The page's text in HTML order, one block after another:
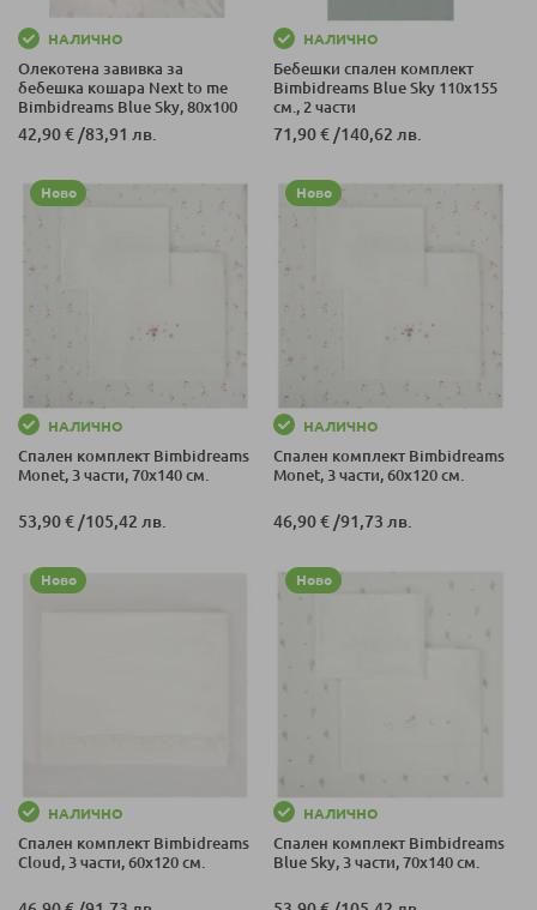
НАЛИЧНО
Олекотена завивка за
бебешка кошара Next to me
Bimbidreams Blue Sky, 80x100
см.
42,90 € /83,91 лв.
НАЛИЧНО
Бебешки спален комплект
Bimbidreams Blue Sky 110x155
см., 2 части
71,90 € /140,62 лв.
Ново
НАЛИЧНО
Спален комплект Bimbidreams
Monet, 3 части, 70x140 см.
53,90 € /105,42 лв.
Ново
НАЛИЧНО
Спален комплект Bimbidreams
Monet, 3 части, 60x120 см.
46,90 € /91,73 лв.
Ново
НАЛИЧНО
Спален комплект Bimbidreams
Cloud, 3 части, 60x120 см.
Ново
НАЛИЧНО
Спален комплект Bimbidreams
Blue Sky, 3 части, 70x140 см.